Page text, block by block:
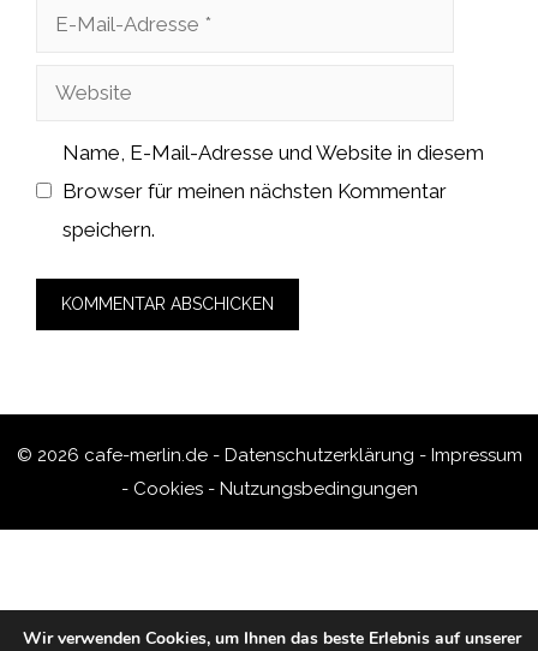
Adresse
Website
Name, E-Mail-Adresse und Website in diesem
Browser für meinen nächsten Kommentar
speichern.
© 2026 cafe-merlin.de - Datenschutzerklärung - Impressum
- Cookies- Nutzungsbedingungen
Wir verwenden Cookies, um Ihnen das beste Erlebnis auf unserer